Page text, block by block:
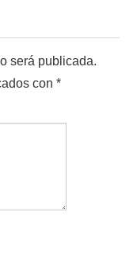
será publicada.
con*